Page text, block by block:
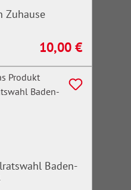
Zuhause
Regulärer Preis:
10,00 €
Baden-